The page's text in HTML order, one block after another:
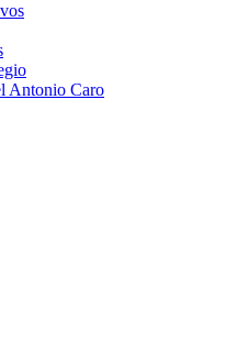
Antonio Caro